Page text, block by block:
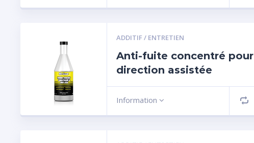
ADDITIF / ENTRETIEN
Anti-fuite concentré pour
direction assistée
Information